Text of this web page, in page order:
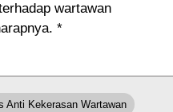
wartawan
*
Anti Kekerasan Wartawan